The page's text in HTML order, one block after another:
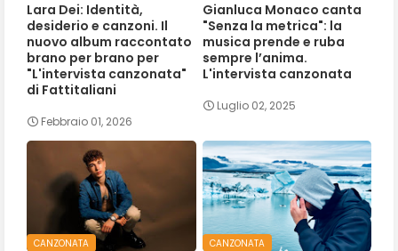
Lara Dei: Identità,
desiderio e canzoni. Il
nuovo album raccontato
brano per brano per
"L'intervista canzonata"
di Fattitaliani
Febbraio 01, 2026
Gianluca Monaco canta
"Senza la metrica": la
musica prende e ruba
sempre l’anima.
L'intervista canzonata
Luglio 02, 2025
CANZONATA CANZONATA